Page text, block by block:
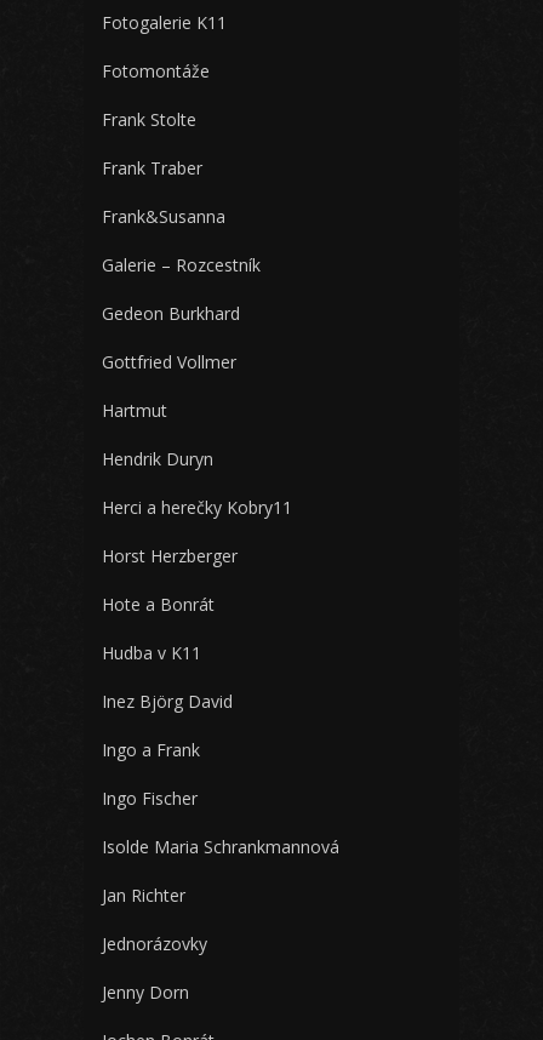
Fotogalerie K11
Fotomontáže
Frank Stolte
Frank Traber
Frank&Susanna
Galerie – Rozcestník
Gedeon Burkhard
Gottfried Vollmer
Hartmut
Hendrik Duryn
Herci a herečky Kobry11
Horst Herzberger
Hote a Bonrát
Hudba v K11
Inez Björg David
Ingo a Frank
Ingo Fischer
Isolde Maria Schrankmannová
Jan Richter
Jednorázovky
Jenny Dorn